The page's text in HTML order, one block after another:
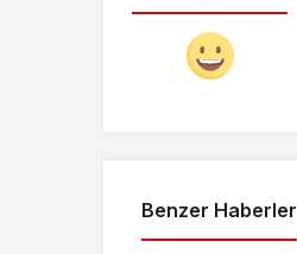
Benzer Haberler